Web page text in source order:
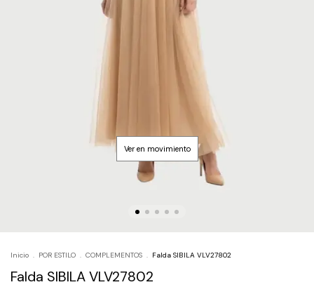
Inicio . POR ESTILO . COMPLEMENTOS . Falda SIBILA VLV27802
Falda SIBILA VLV27802